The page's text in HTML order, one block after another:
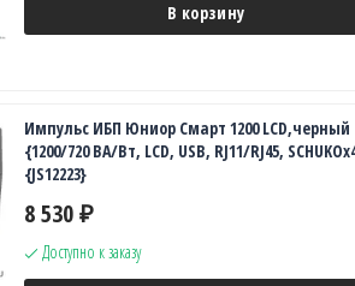
В корзину
Импульс ИБП Юниор Смарт 1200 LCD,черный
{1200/720 ВА/Вт, LCD, USB, RJ11/RJ45,
{JS12223}
8 530 ₽
Доступно к заказу